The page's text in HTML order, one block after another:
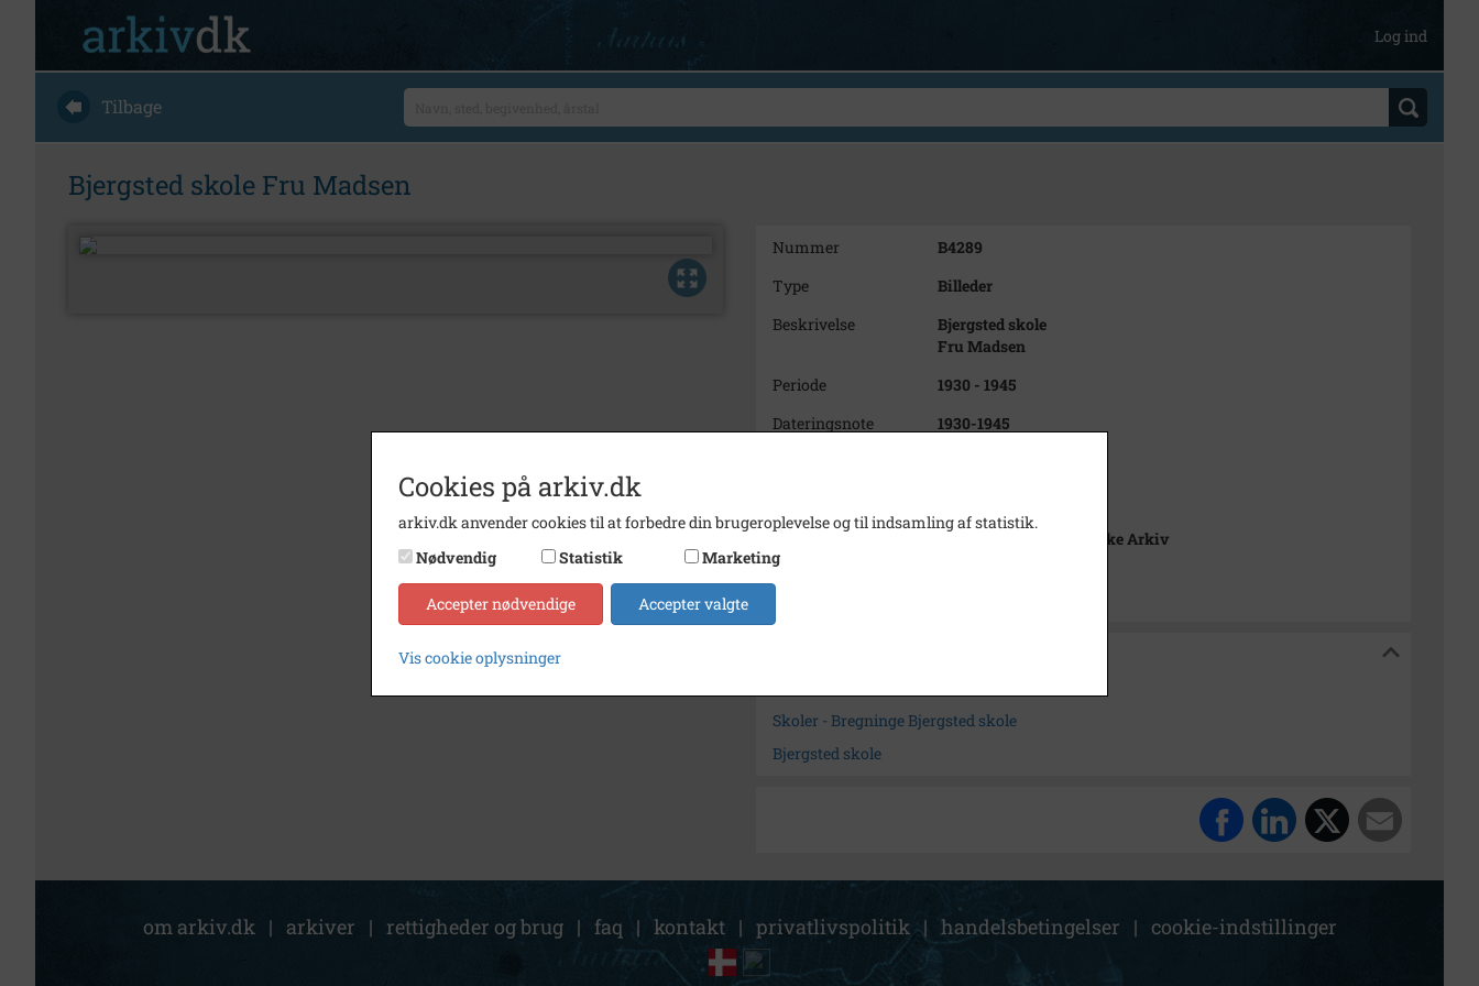
Log ind
Tilbage
Bjergsted skole Fru Madsen
Nummer
B4289
Type
Billeder
Beskrivelse
Bjergsted skole
Fru Madsen
Periode
1930 - 1945
Dateringsnote
1930-1945
Arkiv
Bjergsted Lokalhistoriske Arkiv
Skoler - Bregninge Bjergsted skole
Bjergsted skole
om arkiv.dk | arkiver | rettigheder og brug | faq | kontakt | privatlivspolitik | handelsbetingelser | cookie-indstillinger
Cookies på arkiv.dk
arkiv.dk anvender cookies til at forbedre din brugeroplevelse og til indsamling af statistik.
Nødvendig
Statistik Marketing
Accepter nødvendige Accepter valgte
Vis cookie oplysninger